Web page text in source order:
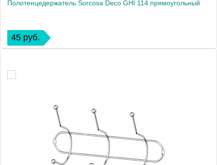
Полотенцедержатель Sorcosa Deco GHI 114 прямоугольный
45 руб.